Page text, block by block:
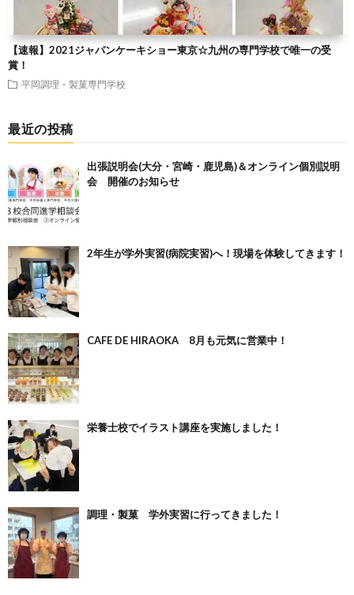
【速報】2021ジャパンケーキショー東京☆九州の専門学校で唯一の受
賞！
平岡調理・製菓専門学校
最近の投稿
出張説明会(大分・宮崎・鹿児島)＆オンライン個別説明
会 開催のお知らせ
2年生が学外実習(病院実習)へ！現場を体験してきます！
CAFE DE HIRAOKA 8月も元気に営業中！
栄養士校でイラスト講座を実施しました！
調理・製菓 学外実習に行ってきました！